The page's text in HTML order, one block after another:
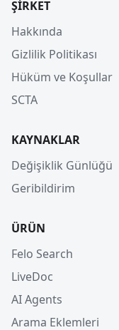
ŞIRKET
Hakkında
Gizlilik Politikası
Hüküm ve Koşullar
SCTA
KAYNAKLAR
Değişiklik Günlüğü
Geribildirim
ÜRÜN
Felo Search
LiveDoc
AI Agents
Arama Eklemleri